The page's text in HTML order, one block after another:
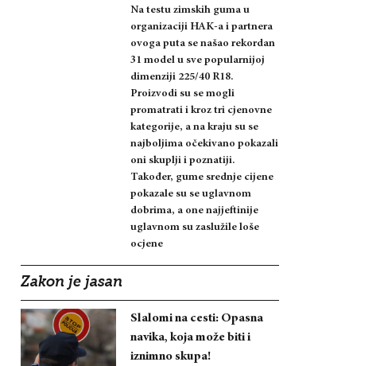
Na testu zimskih guma u
organizaciji HAK-a i partnera
ovoga puta se našao rekordan
31 model u sve popularnijoj
dimenziji 225/40 R18.
Proizvodi su se mogli
promatrati i kroz tri cjenovne
kategorije, a na kraju su se
najboljima očekivano pokazali
oni skuplji i poznatiji.
Također, gume srednje cijene
pokazale su se uglavnom
dobrima, a one najjeftinije
uglavnom su zaslužile loše
ocjene
Zakon je jasan
Slalomi na cesti: Opasna
navika, koja može biti i
iznimno skupa!